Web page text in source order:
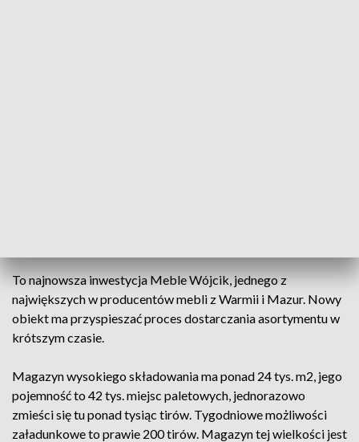
To najnowsza inwestycja Meble Wójcik, jednego z
największych w producentów mebli z Warmii i Mazur. Nowy
obiekt ma przyspieszać proces dostarczania asortymentu w
krótszym czasie.
Magazyn wysokiego składowania ma ponad 24 tys. m2, jego
pojemność to 42 tys. miejsc paletowych, jednorazowo
zmieści się tu ponad tysiąc tirów. Tygodniowe możliwości
załadunkowe to prawie 200 tirów. Magazyn tej wielkości jest